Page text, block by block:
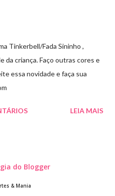
Tinkerbell/Fada Sininho ,
da criança. Faço outras cores e
essa novidade e faça sua
LEIA MAIS
do Blogger
& Mania